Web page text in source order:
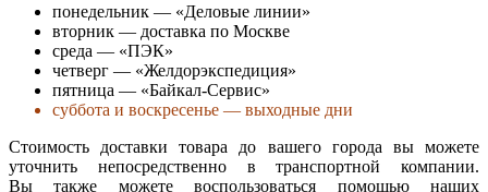
понедельник — «Деловые линии»
вторник — доставка по Москве
среда — «ПЭК»
четверг — «Желдорэкспедиция»
пятница — «Байкал-Сервис»
суббота и воскресенье — выходные дни
Стоимость доставки товара до вашего города вы можете
уточнить непосредственно в транспортной компании.
Вы также можете воспользоваться помощью наших